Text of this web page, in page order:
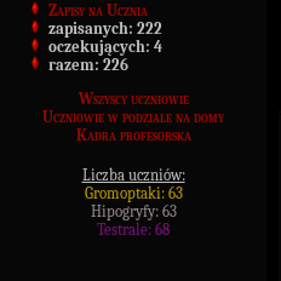
Zapisy na Ucznia
zapisanych: 222
oczekujących: 4
razem: 226
Wszyscy uczniowie
Uczniowie w podziale na domy
Kadra profesorska
Liczba uczniów:
Gromoptaki: 63
Hipogryfy: 63
Testrale: 68